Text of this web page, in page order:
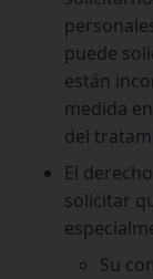
puede
están
medida
del
El
solicitar
Su